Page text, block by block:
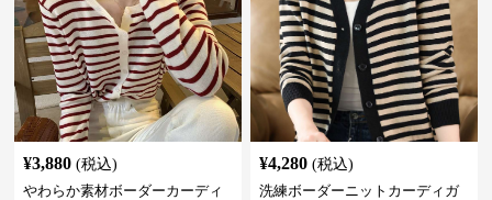
¥3,880 (税込)
やわらか素材ボーダーカーディ
¥4,280 (税込)
洗練ボーダーニットカーディガ